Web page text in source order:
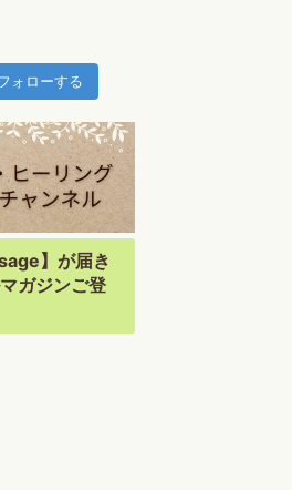
ォローする
】が届き
ガジンご登